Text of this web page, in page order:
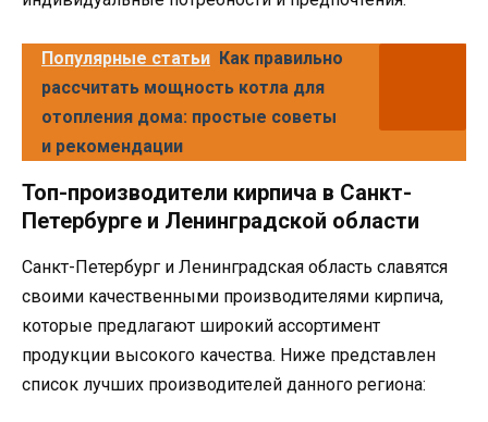
Популярные статьи Как правильно
рассчитать мощность котла для
отопления дома: простые советы
и рекомендации
Топ-производители кирпича в Санкт-
Петербурге и Ленинградской области
Санкт-Петербург и Ленинградская область славятся
своими качественными производителями кирпича,
которые предлагают широкий ассортимент
продукции высокого качества. Ниже представлен
список лучших производителей данного региона: